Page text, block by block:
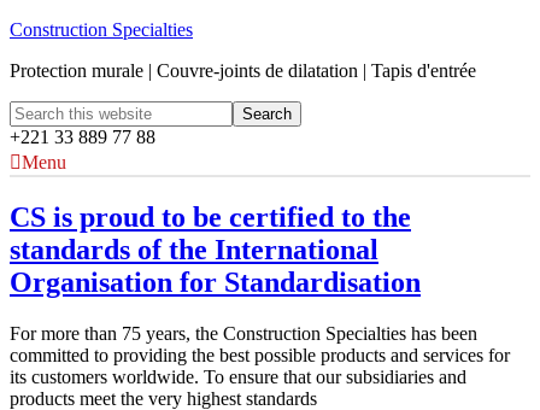
Construction Specialties
Protection murale | Couvre-joints de dilatation | Tapis d'entrée
+221 33 889 77 88
Menu
CS is proud to be certified to the
standards of the International
Organisation for Standardisation
For more than 75 years, the Construction Specialties has been
committed to providing the best possible products and services for
its customers worldwide. To ensure that our subsidiaries and
products meet the very highest standards